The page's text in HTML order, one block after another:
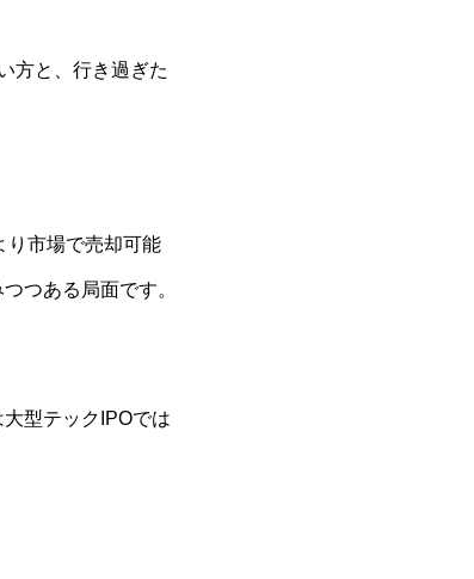
方と、行き過ぎた
り市場で売却可能
つある局面です。
型テックIPOでは